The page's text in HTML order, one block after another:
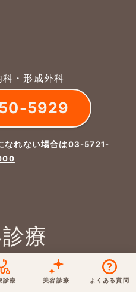
ピックス
グ記事
松下医師のインスタ
紹介
・地図
サイトマップ
診療
科
皮膚科
は休診です
美容診療 よくある質問
ついて
路を調べる
・形成外科
5929
なれない場合は03-5721-
療
・金・土